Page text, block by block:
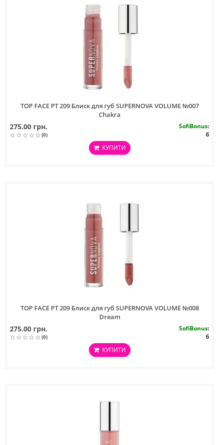
TOP FACE PT 209 Блиск для губ SUPERNOVA VOLUME №007
Chakra
275.00 грн.
(0)
SofiBonus:
6
КУПИТИ
TOP FACE PT 209 Блиск для губ SUPERNOVA VOLUME №008
Dream
275.00 грн.
(0)
SofiBonus:
6
КУПИТИ